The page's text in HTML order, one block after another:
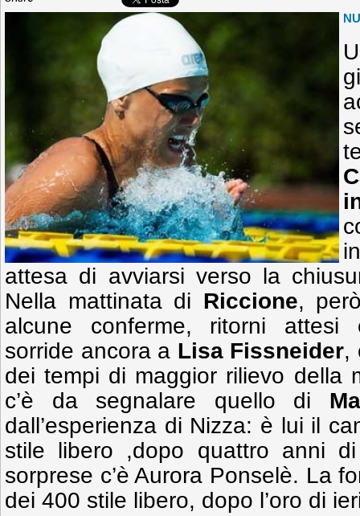
attesa di avviarsi verso la
Nella mattinata di Riccione,
alcune conferme, ritorni attesi
sorride ancora a Lisa Fissneider,
dei tempi di maggior rilievo della
c’è da segnalare quello di
dall’esperienza di Nizza: è lui il
stile libero ,dopo quattro anni
sorprese c’è Aurora Ponselè. La
dei 400 stile libero, dopo l’oro di